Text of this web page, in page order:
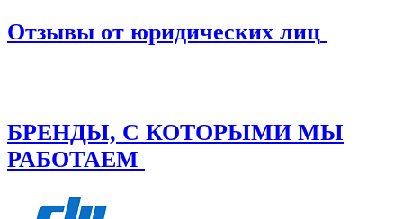
Отзывы от юридических лиц
БРЕНДЫ, С КОТОРЫМИ МЫ
РАБОТАЕМ